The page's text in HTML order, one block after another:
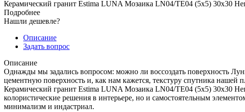
Керамический гранит Estima LUNA Мозаика LN04/TE04 (5х5) 30x30
Подробнее
Нашли дешевле?
Описание
Задать вопрос
Описание
Однажды мы задались вопросом: можно ли воссоздать поверхность
цементную поверхность и, как нам кажется, текстуру спутника нашей
Керамический гранит Estima LUNA Мозаика LN04/TE04 (5х5) 30x30
колористические решения в интерьере, но и самостоятельным
минимализм и индастриал.